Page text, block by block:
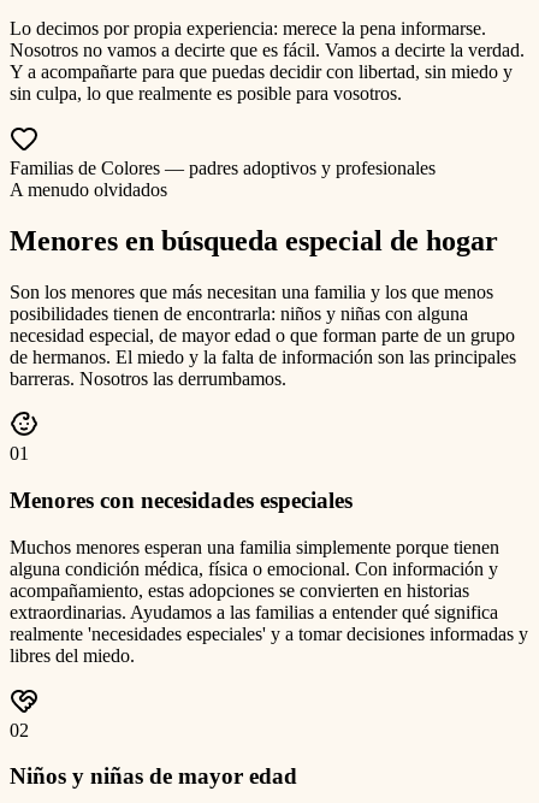
Lo decimos por propia experiencia: merece la pena informarse.
Nosotros no vamos a decirte que es fácil. Vamos a decirte la verdad.
Y a acompañarte para que puedas decidir con libertad, sin miedo y
sin culpa, lo que realmente es posible para vosotros.
Familias de Colores — padres adoptivos y profesionales
A menudo olvidados
Menores en búsqueda especial de hogar
Son los menores que más necesitan una familia y los que menos
posibilidades tienen de encontrarla: niños y niñas con alguna
necesidad especial, de mayor edad o que forman parte de un grupo
de hermanos. El miedo y la falta de información son las principales
barreras. Nosotros las derrumbamos.
01
Menores con necesidades especiales
Muchos menores esperan una familia simplemente porque tienen
alguna condición médica, física o emocional. Con información y
acompañamiento, estas adopciones se convierten en historias
extraordinarias. Ayudamos a las familias a entender qué significa
realmente 'necesidades especiales' y a tomar decisiones informadas y
libres del miedo.
02
Niños y niñas de mayor edad